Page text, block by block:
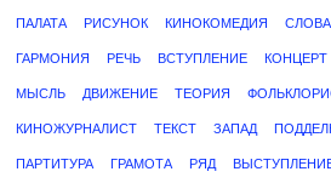
ПАЛАТА РИСУНОК КИНОКОМЕДИЯ
ГАРМОНИЯ РЕЧЬ ВСТУПЛЕНИЕ КОНЦЕРТ
МЫСЛЬ ДВИЖЕНИЕ ТЕОРИЯ
КИНОЖУРНАЛИСТ ТЕКСТ ЗАПАД
ПАРТИТУРА ГРАМОТА РЯД